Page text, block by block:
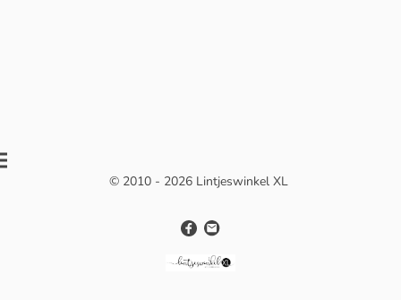
© 2010 - 2026 Lintjeswinkel XL